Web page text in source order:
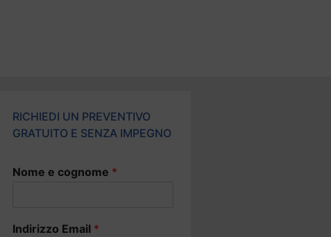
RICHIEDI UN PREVENTIVO
GRATUITO E SENZA IMPEGNO
Nome e cognome *
Indirizzo Email *